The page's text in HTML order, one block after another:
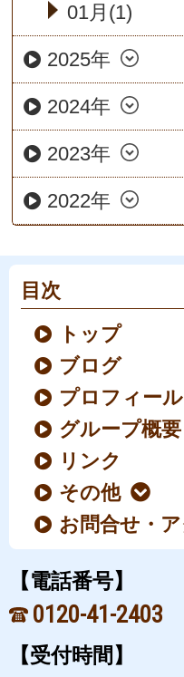
01月(1)
2025年
2024年
2023年
2022年
目次
トップ
ブログ
プロフィール
グループ概要
リンク
その他
お問合せ・
【電話番号】
0120-41-2403
【受付時間】